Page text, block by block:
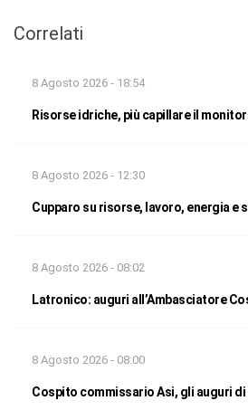
Correlati
8 Agosto 2026 - 18:54
Risorse idriche, più capillare il
8 Agosto 2026 - 12:30
Cupparo su risorse, lavoro, energia e
8 Agosto 2026 - 08:02
Latronico: auguri all’Ambasciatore
8 Agosto 2026 - 08:00
Cospito commissario Asi, gli auguri di